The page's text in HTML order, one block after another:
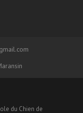
du Chien de